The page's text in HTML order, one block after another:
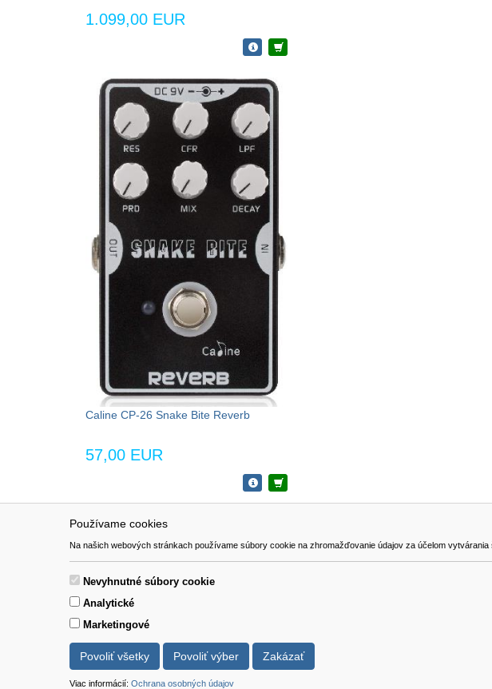
Používame cookies
Na našich webových stránkach používame súbory cookie na zhromažďovanie údajov za účelom
Nevyhnutné súbory cookie
Analytické
Marketingové
Povoliť všetky Povoliť výber Zakázať
Viac informácií: Ochrana osobných údajov
1.099,00 EUR
Caline CP-26 Snake Bite Reverb
57,00 EUR
Pomoc
Kontakt